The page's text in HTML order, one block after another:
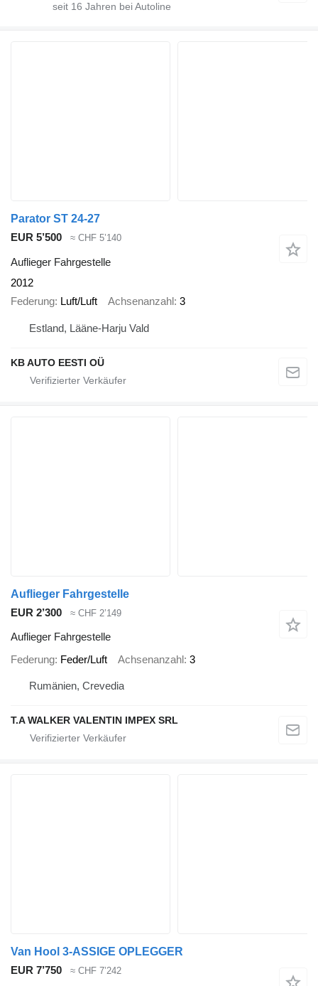
seit 16 Jahren bei Autoline
Parator ST 24-27
EUR 5’500
≈ CHF 5’140
Auflieger Fahrgestelle
2012
Federung Luft/Luft Achsenanzahl 3
Estland, Lääne-Harju Vald
KB AUTO EESTI OÜ
Auflieger Fahrgestelle
EUR 2’300
≈ CHF 2’149
Auflieger Fahrgestelle
Federung Feder/Luft Achsenanzahl 3
Rumänien, Crevedia
T.A WALKER VALENTIN IMPEX SRL
Van Hool 3-ASSIGE OPLEGGER
EUR 7’750
≈ CHF 7’242